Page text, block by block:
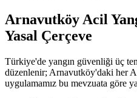
Arnavutköy Acil
Yasal Çerçeve
Türkiye'de yangın güvenliği üç
düzenlenir; Arnavutköy'daki her
uygulamamız bu mevzuata göre